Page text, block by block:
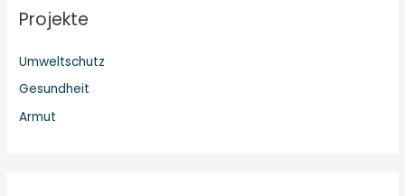
e
n
a
c
Projekte
Umweltschutz
Gesundheit
Armut